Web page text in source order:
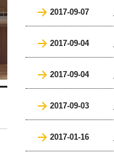
2017-09-07
2017-09-04
2017-09-04
2017-09-03
2017-01-16